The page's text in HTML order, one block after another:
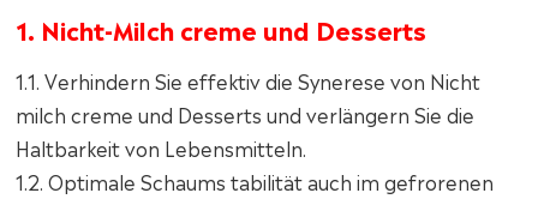
1. Nicht-Milch creme und Desserts
1.1. Verhindern Sie effektiv die Synerese von Nicht
milch creme und Desserts und verlängern Sie die
Haltbarkeit von Lebensmitteln.
1.2. Optimale Schaums tabilität auch im gefrorenen